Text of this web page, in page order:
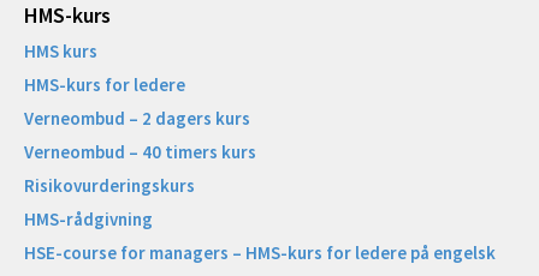
HMS-kurs
HMS kurs
HMS-kurs for ledere
Verneombud – 2 dagers kurs
Verneombud – 40 timers kurs
Risikovurderingskurs
HMS-rådgivning
HSE-course for managers – HMS-kurs for ledere på engelsk